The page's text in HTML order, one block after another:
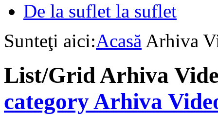
De la suflet la suflet
Sunteţi aici:Acasă Arhiva
List/GridArhiva
category Arhiva